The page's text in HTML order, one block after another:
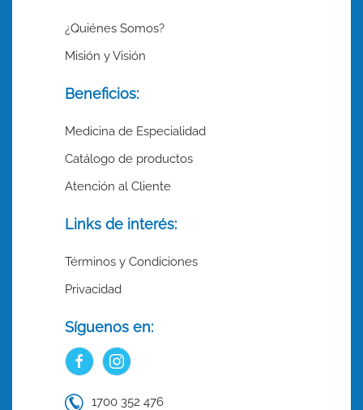
¿Quiénes Somos?
Misión y Visión
Beneficios:
Medicina de Especialidad
Catálogo de productos
Atención al Cliente
Links de interés:
Términos y Condiciones
Privacidad
Síguenos en:
1700 352 476